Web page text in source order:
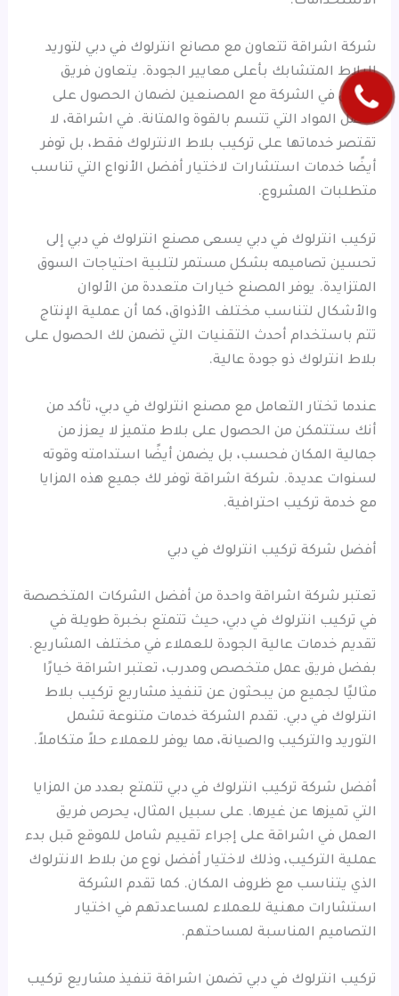
شركة اشراقة تتعاون مع مصانع انترلوك في دبي لتوريد
البلاط المتشابك بأعلى معايير الجودة. يتعاون فريق
العمل في الشركة مع المصنعين لضمان الحصول على
أفضل المواد التي تتسم بالقوة والمتانة. في اشراقة، لا
تقتصر خدماتها على تركيب بلاط الانترلوك فقط، بل توفر
أيضًا خدمات استشارات لاختيار أفضل الأنواع التي تناسب
متطلبات المشروع.
تركيب انترلوك في دبي يسعى مصنع انترلوك في دبي إلى
تحسين تصاميمه بشكل مستمر لتلبية احتياجات السوق
المتزايدة. يوفر المصنع خيارات متعددة من الألوان
والأشكال لتناسب مختلف الأذواق، كما أن عملية الإنتاج
تتم باستخدام أحدث التقنيات التي تضمن لك الحصول على
بلاط انترلوك ذو جودة عالية.
عندما تختار التعامل مع مصنع انترلوك في دبي، تأكد من
أنك ستتمكن من الحصول على بلاط متميز لا يعزز من
جمالية المكان فحسب، بل يضمن أيضًا استدامته وقوته
لسنوات عديدة. شركة اشراقة توفر لك جميع هذه المزايا
مع خدمة تركيب احترافية.
أفضل شركة تركيب انترلوك في دبي
تعتبر شركة اشراقة واحدة من أفضل الشركات المتخصصة
في تركيب انترلوك في دبي، حيث تتمتع بخبرة طويلة في
تقديم خدمات عالية الجودة للعملاء في مختلف المشاريع.
بفضل فريق عمل متخصص ومدرب، تعتبر اشراقة خيارًا
مثاليًا لجميع من يبحثون عن تنفيذ مشاريع تركيب بلاط
انترلوك في دبي. تقدم الشركة خدمات متنوعة تشمل
التوريد والتركيب والصيانة، مما يوفر للعملاء حلاً متكاملاً.
أفضل شركة تركيب انترلوك في دبي تتمتع بعدد من المزايا
التي تميزها عن غيرها. على سبيل المثال، يحرص فريق
العمل في اشراقة على إجراء تقييم شامل للموقع قبل بدء
عملية التركيب، وذلك لاختيار أفضل نوع من بلاط الانترلوك
الذي يتناسب مع ظروف المكان. كما تقدم الشركة
استشارات مهنية للعملاء لمساعدتهم في اختيار
التصاميم المناسبة لمساحتهم.
تركيب انترلوك في دبي تضمن اشراقة تنفيذ مشاريع تركيب